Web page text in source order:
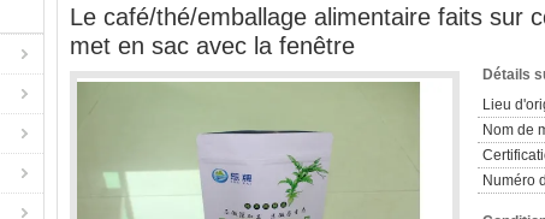
Le café/thé/emballage alimentaire faits sur
met en sac avec la fenêtre
Détails
Lieu
Nom de
Numéro